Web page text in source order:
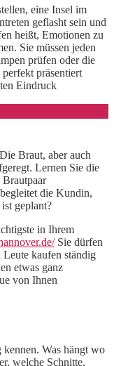
eine Insel im
geflasht sein und
heißt, Emotionen zu
Sie müssen jeden
prüfen oder die
präsentiert
Eindruck
Braut, aber auch
Lernen Sie die
die Kundin,
geplant?
in Ihrem
Sie dürfen
kaufen ständig
etwas ganz
von Ihnen
Was hängt wo
welche Schnitte,